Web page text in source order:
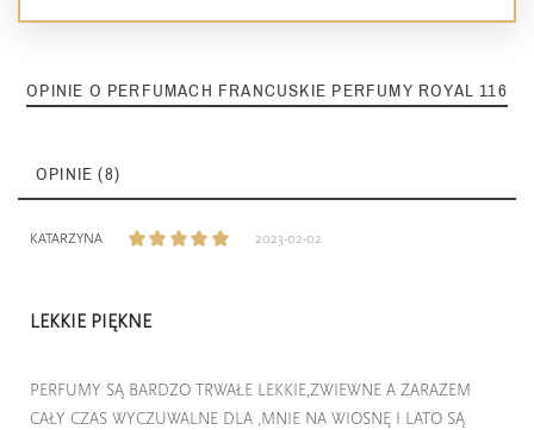
OPINIE O PERFUMACH FRANCUSKIE PERFUMY ROYAL 116
OPINIE (8)
KATARZYNA 2023-02-02
LEKKIE PIĘKNE
PERFUMY SĄ BARDZO TRWAŁE LEKKIE,ZWIEWNE A ZARAZEM
CAŁY CZAS WYCZUWALNE DLA ,MNIE NA WIOSNĘ I LATO SĄ